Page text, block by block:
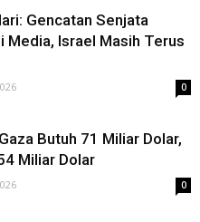
Gencatan Senjata
Media, Israel Masih Terus
0
Butuh 71 Miliar Dolar,
Miliar Dolar
0